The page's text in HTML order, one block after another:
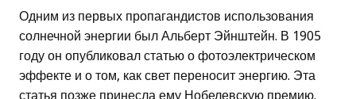
Одним из первых пропагандистов использования
солнечной энергии был Альберт Эйнштейн. В 1905
году он опубликовал статью о фотоэлектрическом
эффекте и о том, как свет переносит энергию. Эта
статья позже принесла ему Нобелевскую премию.